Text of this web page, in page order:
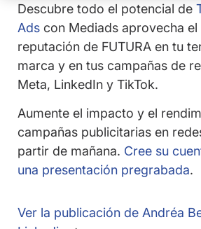
Descubre todo el potencial de
Ads con Mediads aprovecha
reputación de FUTURA en tu
marca y en tus campañas de
Meta, LinkedIn y TikTok.
Aumente el impacto y el
campañas publicitarias en
partir de mañana. Cree su
una presentación pregrabada.
Ver la publicación de Andréa